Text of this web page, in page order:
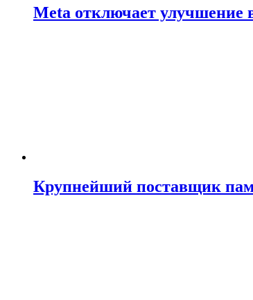
Meta отключает улучшение
Крупнейший поставщик